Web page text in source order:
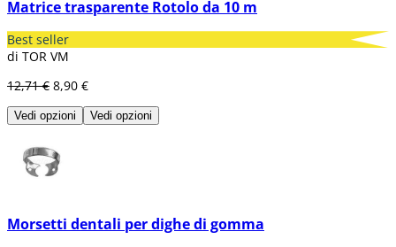
Matrice trasparente Rotolo da 10 m
Best seller
di TOR VM
12,71 € 8,90 €
Vedi opzioni Vedi opzioni
Morsetti dentali per dighe di gomma